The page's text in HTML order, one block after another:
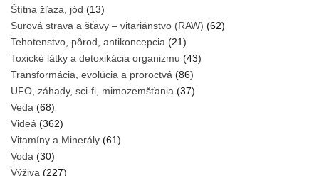
Štítna žľaza, jód (13)
Surová strava a šťavy – vitariánstvo (RAW) (62)
Tehotenstvo, pôrod, antikoncepcia (21)
Toxické látky a detoxikácia organizmu (43)
Transformácia, evolúcia a proroctvá (86)
UFO, záhady, sci-fi, mimozemšťania (37)
Veda (68)
Videá (362)
Vitamíny a Minerály (61)
Voda (30)
Výživa (227)